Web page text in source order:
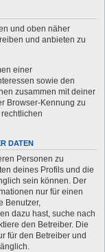
und oben näher
und anbieten zu
einer
sowie den
zusammen mit deiner
Browser-Kennung zu
DATEN
Personen zu
deines Profils und die
sein können. Der
nur für einen
Benutzer,
dazu hast, suche nach
den Betreiber. Die
für den Betreiber und